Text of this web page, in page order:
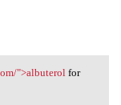
">albuterolfor